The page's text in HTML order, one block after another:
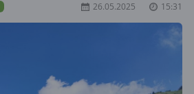
26.05.2025 15:31